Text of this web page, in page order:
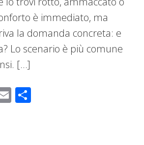
è immediato, ma
la domanda concreta: e
Lo scenario è più comune
[…]
Email